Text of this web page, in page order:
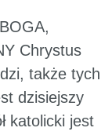
Chrystus
także tych
dzisiejszy
katolicki jest